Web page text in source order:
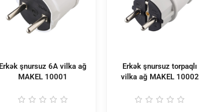
Erkək şnursuz 6A vilka ağ
MAKEL 10001
Erkək şnursuz torpaqlı
vilka ağ MAKEL 10002